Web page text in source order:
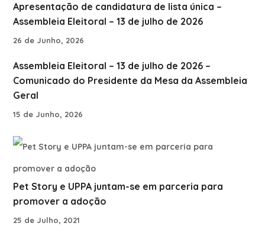
Apresentação de candidatura de lista única –
Assembleia Eleitoral – 13 de julho de 2026
26 de Junho, 2026
Assembleia Eleitoral – 13 de julho de 2026 –
Comunicado do Presidente da Mesa da Assembleia
Geral
15 de Junho, 2026
Pet Story e UPPA juntam-se em parceria para
promover a adoção
25 de Julho, 2021